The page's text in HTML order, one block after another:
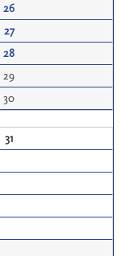
26
27
28
29
30
31